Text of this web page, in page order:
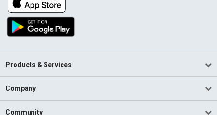
Products & Services
Company
Community